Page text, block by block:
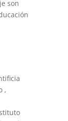
son
,